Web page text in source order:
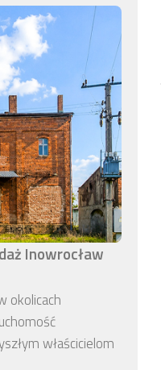
Inowrocław
okolicach
właścicielom